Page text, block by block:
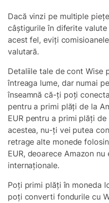
Dacă vinzi pe multiple
câștigurile în diferite
acest fel, eviți
valutară.
Detaliile tale de cont Wise
întreaga lume, dar numai
înseamnă că-ți poți
pentru a primi plăți de la
EUR pentru a primi plăți
acestea, nu-ți vei putea
retrage alte monede
EUR, deoarece Amazon
internaționale.
Poți primi plăți în moneda
poți converti fondurile cu